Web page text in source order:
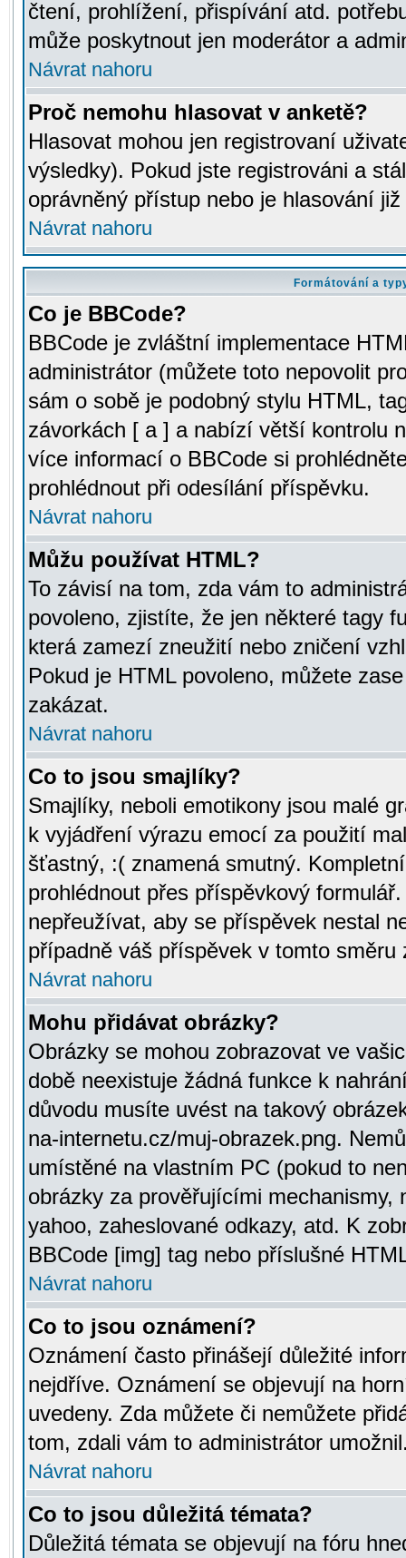
čtení, prohlížení, přispívání atd.
může poskytnout jen moderátor a
Návrat nahoru
Proč nemohu hlasovat v anketě?
Hlasovat mohou jen registrovaní
výsledky). Pokud jste registrováni a
oprávněný přístup nebo je hlasování
Návrat nahoru
Formátování a
Co je BBCode?
BBCode je zvláštní implementace
administrátor (můžete toto nepovolit
sám o sobě je podobný stylu HTML,
závorkách [ a ] a nabízí větší kontrolu
více informací o BBCode si
prohlédnout při odesílání příspěvku.
Návrat nahoru
Můžu používat HTML?
To závisí na tom, zda vám to
povoleno, zjistíte, že jen některé tagy
která zamezí zneužití nebo zničení
Pokud je HTML povoleno, můžete
zakázat.
Návrat nahoru
Co to jsou smajlíky?
Smajlíky, neboli emotikony jsou malé
k vyjádření výrazu emocí za použití
šťastný, :( znamená smutný.
prohlédnout přes příspěvkový
nepřeužívat, aby se příspěvek nestal
případně váš příspěvek v tomto směru
Návrat nahoru
Mohu přidávat obrázky?
Obrázky se mohou zobrazovat ve
době neexistuje žádná funkce k
důvodu musíte uvést na takový
na-internetu.cz/muj-obrazek.png.
umístěné na vlastním PC (pokud to
obrázky za prověřujícími mechanismy,
yahoo, zaheslované odkazy, atd. K
BBCode [img] tag nebo příslušné
Návrat nahoru
Co to jsou oznámení?
Oznámení často přinášejí důležité
nejdříve. Oznámení se objevují na
uvedeny. Zda můžete či nemůžete
tom, zdali vám to administrátor
Návrat nahoru
Co to jsou důležitá témata?
Důležitá témata se objevují na fóru